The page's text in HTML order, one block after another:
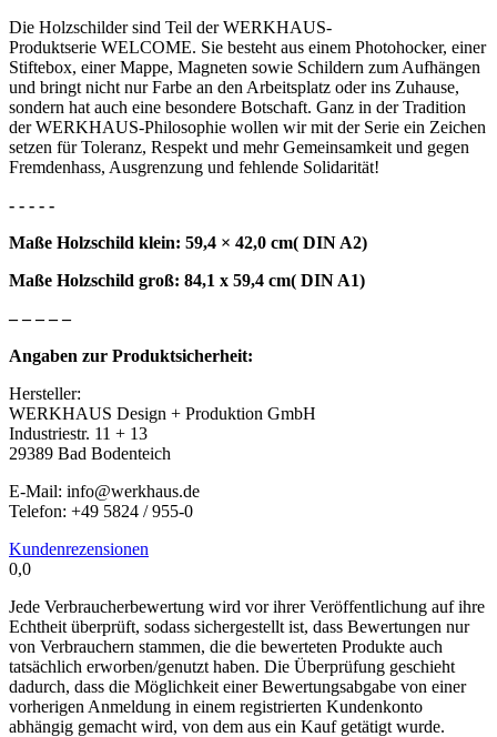
Die Holzschilder sind Teil der WERKHAUS-
Produktserie WELCOME. Sie besteht aus einem Photohocker, einer
Stiftebox, einer Mappe, Magneten sowie Schildern zum Aufhängen
und bringt nicht nur Farbe an den Arbeitsplatz oder ins Zuhause,
sondern hat auch eine besondere Botschaft. Ganz in der Tradition
der WERKHAUS-Philosophie wollen wir mit der Serie ein Zeichen
setzen für Toleranz, Respekt und mehr Gemeinsamkeit und gegen
Fremdenhass, Ausgrenzung und fehlende Solidarität!
- - - - -
Maße Holzschild klein: 59,4 × 42,0 cm( DIN A2)
Maße Holzschild groß: 84,1 x​ 59,4 cm( DIN A1)
– – – – –
Angaben zur Produktsicherheit:
Hersteller:
WERKHAUS Design + Produktion GmbH
Industriestr. 11 + 13
29389 Bad Bodenteich
E-Mail: info@werkhaus.de
Telefon: +49 5824 / 955-0
Kundenrezensionen
0,0
Jede Verbraucherbewertung wird vor ihrer Veröffentlichung auf ihre
Echtheit überprüft, sodass sichergestellt ist, dass Bewertungen nur
von Verbrauchern stammen, die die bewerteten Produkte auch
tatsächlich erworben/genutzt haben. Die Überprüfung geschieht
dadurch, dass die Möglichkeit einer Bewertungsabgabe von einer
vorherigen Anmeldung in einem registrierten Kundenkonto
abhängig gemacht wird, von dem aus ein Kauf getätigt wurde.